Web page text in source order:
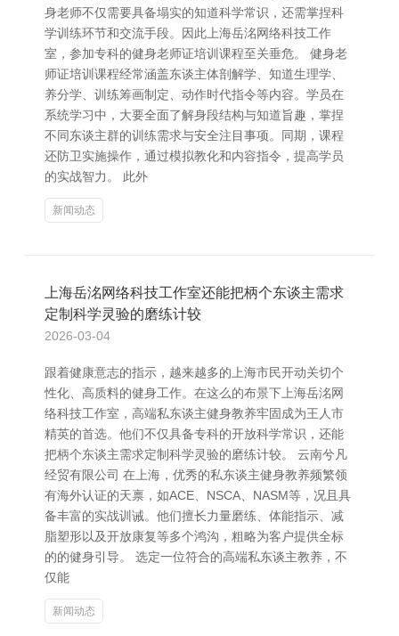
身老师不仅需要具备塌实的知道科学常识，还需掌捏科
学训练环节和交流手段。因此上海岳洺网络科技工作
室，参加专科的健身老师证培训课程至关垂危。 健身老
师证培训课程经常涵盖东谈主体剖解学、知道生理学、
养分学、训练筹画制定、动作时代指令等内容。学员在
系统学习中，大要全面了解身段结构与知道旨趣，掌捏
不同东谈主群的训练需求与安全注目事项。同期，课程
还防卫实施操作，通过模拟教化和内容指令，提高学员
的实战智力。 此外
新闻动态
上海岳洺网络科技工作室还能把柄个东谈主需求
定制科学灵验的磨练计较
2026-03-04
跟着健康意志的指示，越来越多的上海市民开动关切个
性化、高质料的健身工作。在这么的布景下上海岳洺网
络科技工作室，高端私东谈主健身教养牢固成为王人市
精英的首选。他们不仅具备专科的开放科学常识，还能
把柄个东谈主需求定制科学灵验的磨练计较。 云南兮凡
经贸有限公司 在上海，优秀的私东谈主健身教养频繁领
有海外认证的天禀，如ACE、NSCA、NASM等，况且具
备丰富的实战训诫。他们擅长力量磨练、体能指示、减
脂塑形以及开放康复等多个鸿沟，粗略为客户提供全标
的的健身引导。 选定一位符合的高端私东谈主教养，不
仅能
新闻动态